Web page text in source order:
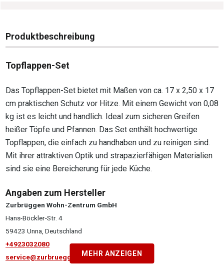
Produktbeschreibung
Topflappen-Set
Das Topflappen-Set bietet mit Maßen von ca. 17 x 2,50 x 17
cm praktischen Schutz vor Hitze. Mit einem Gewicht von 0,08
kg ist es leicht und handlich. Ideal zum sicheren Greifen
heißer Töpfe und Pfannen. Das Set enthält hochwertige
Topflappen, die einfach zu handhaben und zu reinigen sind.
Mit ihrer attraktiven Optik und strapazierfähigen Materialien
sind sie eine Bereicherung für jede Küche.
Angaben zum Hersteller
Zurbrüggen Wohn-Zentrum GmbH
Hans-Böckler-Str. 4
59423 Unna, Deutschland
+4923032080
service@zurbrueggen.deMEHR ANZEIGEN